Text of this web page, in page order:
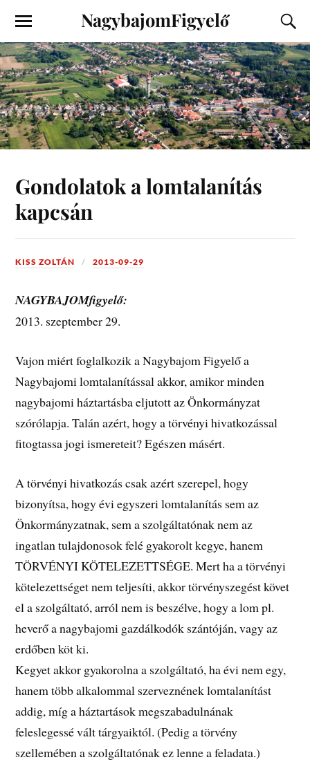
NagybajomFigyelő
Gondolatok a lomtalanítás
kapcsán
KISS ZOLTÁN 2013-09-29
NAGYBAJOMfigyelő:
2013. szeptember 29.
Vajon miért foglalkozik a Nagybajom Figyelő a
Nagybajomi lomtalanítással akkor, amikor minden
nagybajomi háztartásba eljutott az Önkormányzat
szórólapja. Talán azért, hogy a törvényi hivatkozással
fitogtassa jogi ismereteit? Egészen másért.
A törvényi hivatkozás csak azért szerepel, hogy
bizonyítsa, hogy évi egyszeri lomtalanítás sem az
Önkormányzatnak, sem a szolgáltatónak nem az
ingatlan tulajdonosok felé gyakorolt kegye, hanem
TÖRVÉNYI KÖTELEZETTSÉGE. Mert ha a törvényi
kötelezettséget nem teljesíti, akkor törvényszegést követ
el a szolgáltató, arról nem is beszélve, hogy a lom pl.
heverő a nagybajomi gazdálkodók szántóján, vagy az
erdőben köt ki.
Kegyet akkor gyakorolna a szolgáltató, ha évi nem egy,
hanem több alkalommal szerveznének lomtalanítást
addig, míg a háztartások megszabadulnának
feleslegessé vált tárgyaiktól. (Pedig a törvény
szellemében a szolgáltatónak ez lenne a feladata.)